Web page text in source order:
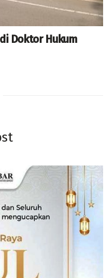
Doktor Hukum